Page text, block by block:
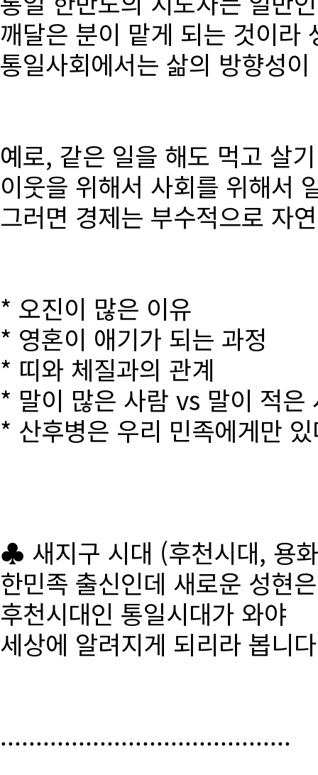
깨달은 분이 맡게 되는 것이라
통일사회에서는 삶의 방향성
예로, 같은 일을 해도 먹고 살
이웃을 위해서 사회를 위해서
그러면 경제는 부수적으로 자
* 오진이 많은 이유
* 영혼이 애기가 되는 과정
* 띠와 체질과의 관계
* 말이 많은 사람 vs 말이 적은
* 산후병은 우리 민족에게만
♣ 새지구 시대 (후천시대, 용
한민족 출신인데 새로운 성현
후천시대인 통일시대가 와야
세상에 알려지게 되리라 봅니
.........................................